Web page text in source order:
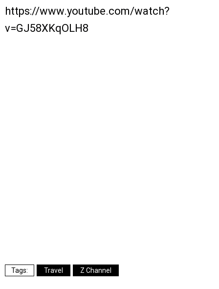
https://www.youtube.com/watch?
v=GJ58XKqOLH8
Travel Z Channel